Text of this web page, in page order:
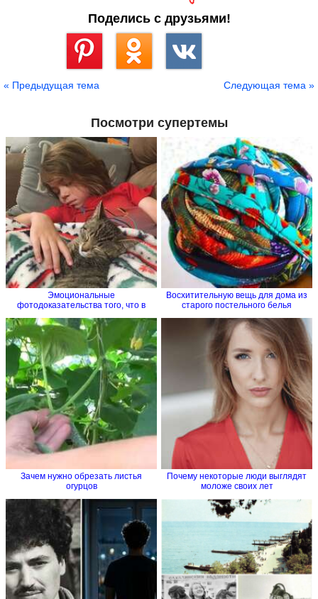
Поделись с друзьями!
« Предыдущая тема Следующая тема »
Посмотри супертемы
Эмоциональные
фотодоказательства того, что в
Восхитительную вещь для дома из
старого постельного белья
Зачем нужно обрезать листья
огурцов
Почему некоторые люди выглядят
моложе своих лет